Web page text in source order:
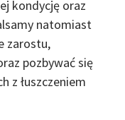
kondycję oraz
natomiast
zarostu,
pozbywać się
z łuszczeniem